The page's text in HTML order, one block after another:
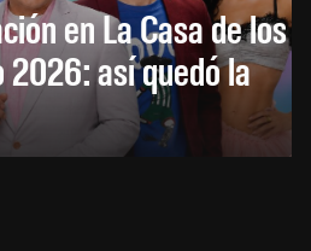
en La Casa de los
2026: así quedó la